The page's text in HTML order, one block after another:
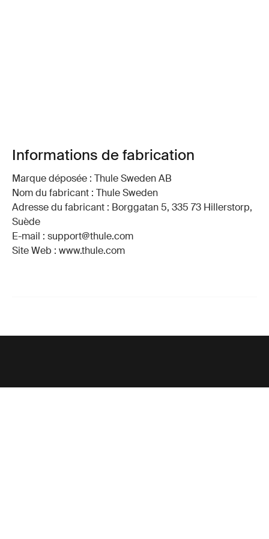
Informations de fabrication
Marque déposée : Thule Sweden AB
Nom du fabricant : Thule Sweden
Adresse du fabricant : Borggatan 5, 335 73 Hillerstorp,
Suède
E-mail : support@thule.com
Site Web : www.thule.com